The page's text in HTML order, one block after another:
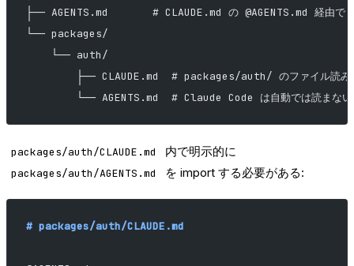
├── AGENTS.md       # CLAUDE.md の @AGENTS.md 経由
└── packages/
    └── auth/
├── CLAUDE.md  # packages/auth/ のファイル読み
        └── AGENTS.md  # Claude Code は自動では読まない
packages/auth/CLAUDE.md 内で明示的に
packages/auth/AGENTS.md を import する必要がある:
# packages/auth/CLAUDE.md